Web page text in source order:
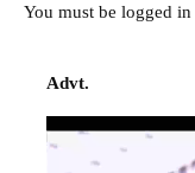
You must be logged in
Advt.
Video